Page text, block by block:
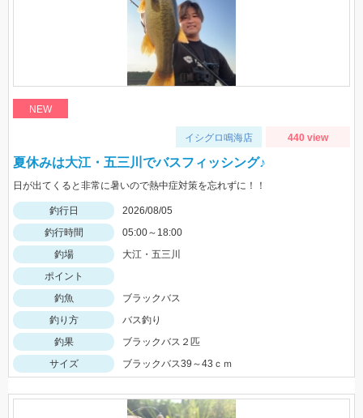
NEW
イシグロ鳴海店 440 view
夏休みは大江・五三川でバスフィッシング♪
日が出てくると非常に暑いので熱中症対策を忘れずに！！
釣行日
2026/08/05
釣行時間
05:00～18:00
釣場
大江・五三川
ポイント
釣魚
ブラックバス
釣り方
バス釣り
釣果
ブラックバス２匹
サイズ
ブラックバス39～43ｃｍ